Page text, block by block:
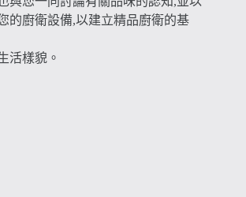
的廚衛設備,以建立精品廚衛的基
活樣貌。